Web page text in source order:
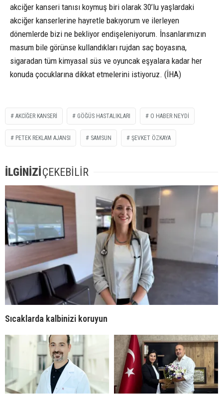
akciğer kanseri tanısı koymuş biri olarak 30’lu yaşlardaki
akciğer kanserlerine hayretle bakıyorum ve ilerleyen
dönemlerde bizi ne bekliyor endişeleniyorum. İnsanlarımızın
masum bile görünse kullandıkları rujdan saç boyasına,
sigaradan tüm kimyasal süs ve oyuncak eşyalara kadar her
konuda çocuklarına dikkat etmelerini istiyoruz. (İHA)
AKCIĞER KANSERI GÖĞÜS HASTALIKLARI O HABER NEYDI
PETEK REKLAM AJANSI SAMSUN ŞEVKET ÖZKAYA
İLGİNİZİÇEKEBİLİR
Sıcaklarda kalbinizi koruyun